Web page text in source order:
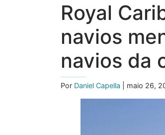
Royal
navios
navios da
Por Daniel Capella | maio 26,